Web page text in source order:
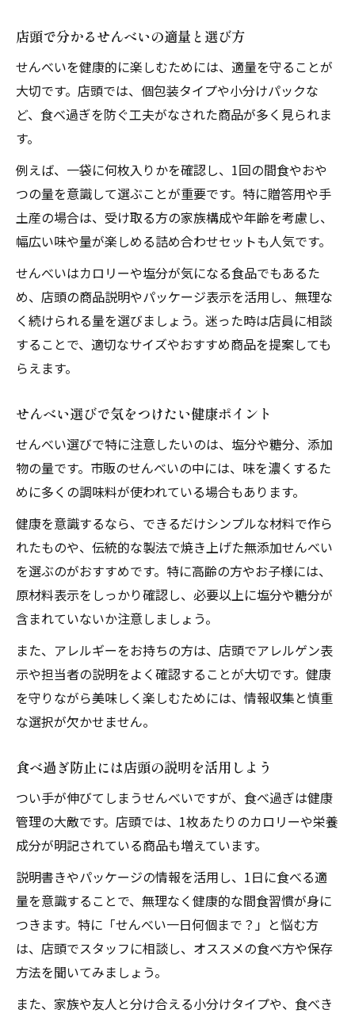
店頭で分かるせんべいの適量と選び方
せんべいを健康的に楽しむためには、適量を守ることが
大切です。店頭では、個包装タイプや小分けパックな
ど、食べ過ぎを防ぐ工夫がなされた商品が多く見られま
す。
例えば、一袋に何枚入りかを確認し、1回の間食やおや
つの量を意識して選ぶことが重要です。特に贈答用や手
土産の場合は、受け取る方の家族構成や年齢を考慮し、
幅広い味や量が楽しめる詰め合わせセットも人気です。
せんべいはカロリーや塩分が気になる食品でもあるた
め、店頭の商品説明やパッケージ表示を活用し、無理な
く続けられる量を選びましょう。迷った時は店員に相談
することで、適切なサイズやおすすめ商品を提案しても
らえます。
せんべい選びで気をつけたい健康ポイント
せんべい選びで特に注意したいのは、塩分や糖分、添加
物の量です。市販のせんべいの中には、味を濃くするた
めに多くの調味料が使われている場合もあります。
健康を意識するなら、できるだけシンプルな材料で作ら
れたものや、伝統的な製法で焼き上げた無添加せんべい
を選ぶのがおすすめです。特に高齢の方やお子様には、
原材料表示をしっかり確認し、必要以上に塩分や糖分が
含まれていないか注意しましょう。
また、アレルギーをお持ちの方は、店頭でアレルゲン表
示や担当者の説明をよく確認することが大切です。健康
を守りながら美味しく楽しむためには、情報収集と慎重
な選択が欠かせません。
食べ過ぎ防止には店頭の説明を活用しよう
つい手が伸びてしまうせんべいですが、食べ過ぎは健康
管理の大敵です。店頭では、1枚あたりのカロリーや栄養
成分が明記されている商品も増えています。
説明書きやパッケージの情報を活用し、1日に食べる適
量を意識することで、無理なく健康的な間食習慣が身に
つきます。特に「せんべい一日何個まで？」と悩む方
は、店頭でスタッフに相談し、オススメの食べ方や保存
方法を聞いてみましょう。
また、家族や友人と分け合える小分けタイプや、食べき